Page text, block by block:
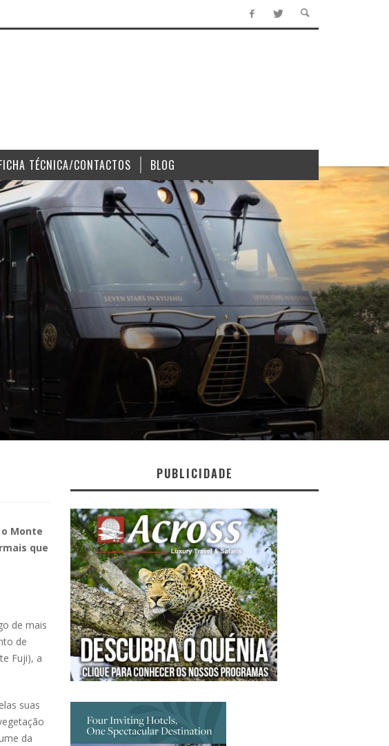
TÉCNICA/CONTACTOS BLOG
Monte
que
de mais
de
Fuji), a
suas
da
PUBLICIDADE